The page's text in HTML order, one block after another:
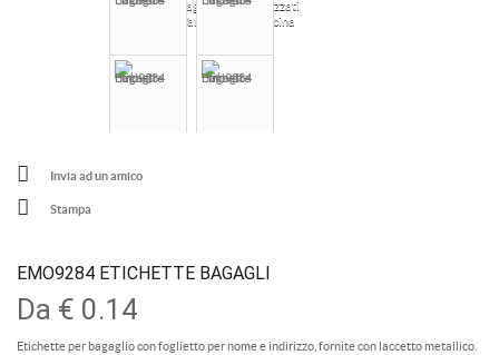
Taglieri Personalizzati
Vari Accessori Cucina
Invia ad un amico
Stampa
EMO9284 ETICHETTE BAGAGLI
Da € 0.14
Etichette per bagaglio con foglietto per nome e indirizzo, fornite con laccetto metallico.